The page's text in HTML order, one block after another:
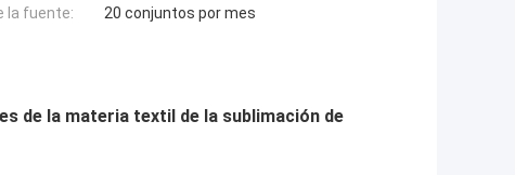
la fuente:
20 conjuntos por mes
de la materia textil de la sublimación de